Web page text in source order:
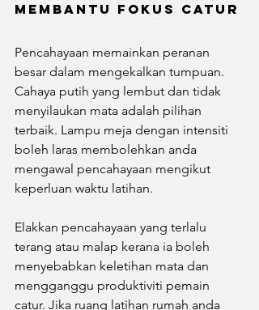
Membantu Fokus Catur
Pencahayaan memainkan peranan
besar dalam mengekalkan tumpuan.
Cahaya putih yang lembut dan tidak
menyilaukan mata adalah pilihan
terbaik. Lampu meja dengan intensiti
boleh laras membolehkan anda
mengawal pencahayaan mengikut
keperluan waktu latihan.
Elakkan pencahayaan yang terlalu
terang atau malap kerana ia boleh
menyebabkan keletihan mata dan
mengganggu produktiviti pemain
catur. Jika ruang latihan rumah anda